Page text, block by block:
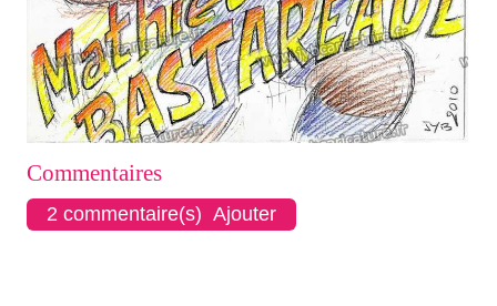
Commentaires
2 commentaire(s) Ajouter